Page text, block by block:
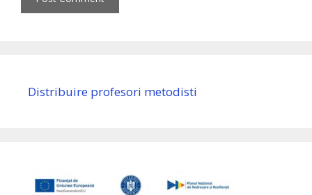
Distribuire profesori metodisti